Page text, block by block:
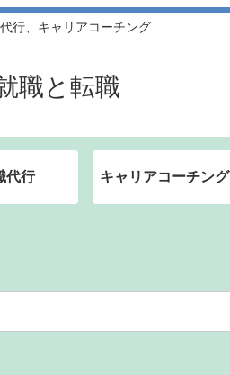
行、キャリアコーチング
職と転職
代行 キャリアコーチング